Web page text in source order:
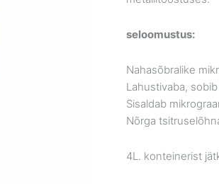
seloomustus:
Nahasõbralike
Lahustivaba,
Sisaldab
Nõrga
4L. konteinerist